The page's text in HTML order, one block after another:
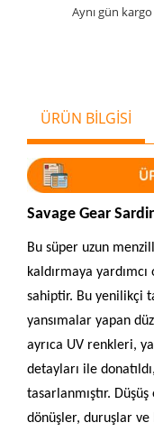
Aynı gün kargo
ÜRÜN BİLGİSİ
Savage Gear
Bu süper uzun
kaldırmaya
sahiptir. Bu yenilikçi
yansımalar yapan
ayrıca UV renkleri,
detayları ile
tasarlanmıştır.
dönüşler, duruşlar ve